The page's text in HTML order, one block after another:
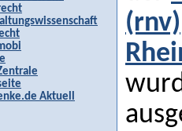
Aktuell
(rnv)